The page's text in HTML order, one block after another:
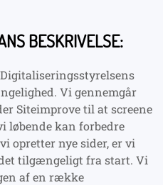
BESKRIVELSE:
Vi gennemgår
Siteimprove til at screene
løbende kan forbedre
opretter nye sider, er vi
tilgængeligt fra start. Vi
af en række